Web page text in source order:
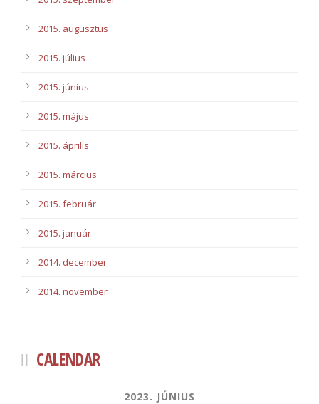
2015. augusztus
2015. július
2015. június
2015. május
2015. április
2015. március
2015. február
2015. január
2014. december
2014. november
CALENDAR
2023. JÚNIUS